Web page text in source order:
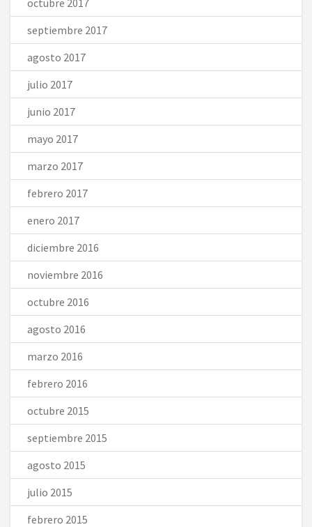
septiembre 2017
agosto 2017
julio 2017
junio 2017
mayo 2017
marzo 2017
febrero 2017
enero 2017
diciembre 2016
noviembre 2016
octubre 2016
agosto 2016
marzo 2016
febrero 2016
octubre 2015
septiembre 2015
agosto 2015
julio 2015
febrero 2015